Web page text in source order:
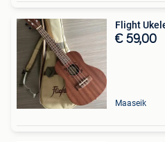
Flight
€ 59,00
Maaseik